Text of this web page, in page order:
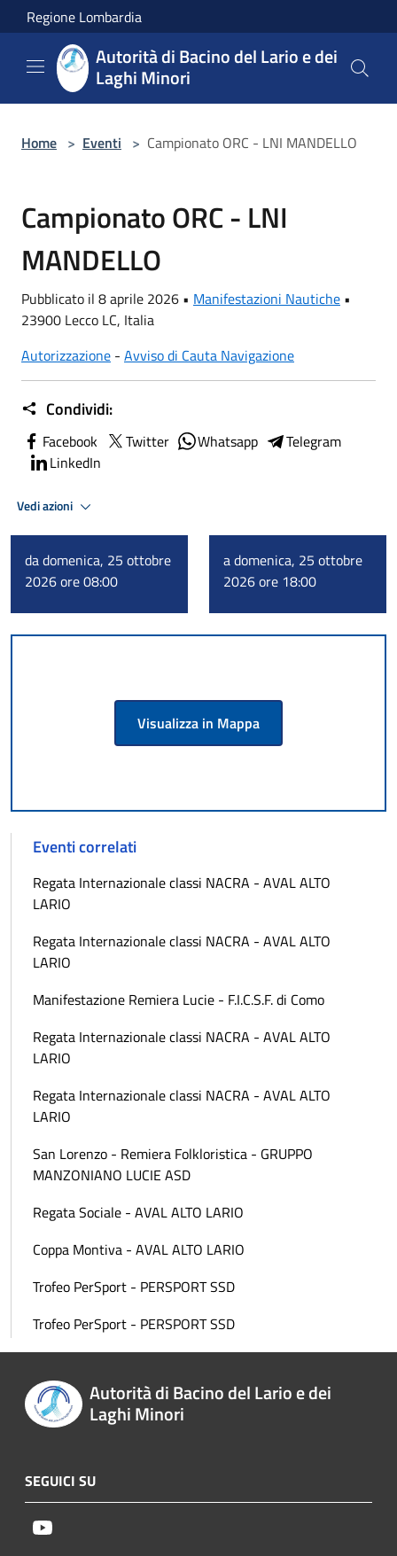
Salta al contenuto principale
Regione Lombardia
Autorità di Bacino del Lario e dei
Laghi Minori
Home > Eventi > Campionato ORC - LNI MANDELLO
Campionato ORC - LNI
MANDELLO
Pubblicato il 8 aprile 2026 • Manifestazioni Nautiche •
23900 Lecco LC, Italia
Autorizzazione - Avviso di Cauta Navigazione
Condividi:
Facebook Twitter Whatsapp
Telegram
LinkedIn
Vedi azioni
da domenica, 25 ottobre
2026 ore 08:00
a domenica, 25 ottobre
2026 ore 18:00
Visualizza in Mappa
Eventi correlati
Regata Internazionale classi NACRA - AVAL ALTO
LARIO
Regata Internazionale classi NACRA - AVAL ALTO
LARIO
Manifestazione Remiera Lucie - F.I.C.S.F. di Como
Regata Internazionale classi NACRA - AVAL ALTO
LARIO
Regata Internazionale classi NACRA - AVAL ALTO
LARIO
San Lorenzo - Remiera Folkloristica - GRUPPO
MANZONIANO LUCIE ASD
Regata Sociale - AVAL ALTO LARIO
Coppa Montiva - AVAL ALTO LARIO
Trofeo PerSport - PERSPORT SSD
Trofeo PerSport - PERSPORT SSD
Autorità di Bacino del Lario e dei
Laghi Minori
SEGUICI SU